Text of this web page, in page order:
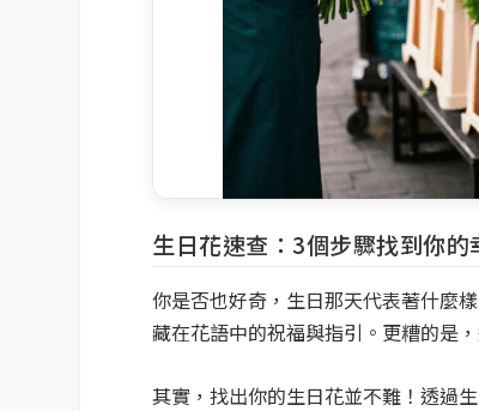
生日花速查：3個步驟找到你的
你是否也好奇，生日那天代表著什麼
藏在花語中的祝福與指引。更糟的是
其實，找出你的生日花並不難！透過